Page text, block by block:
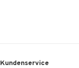
Kundenservice